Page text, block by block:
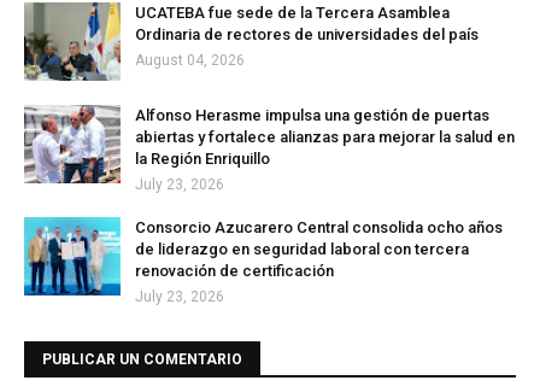
UCATEBA fue sede de la Tercera Asamblea
Ordinaria de rectores de universidades del país
August 04, 2026
Alfonso Herasme impulsa una gestión de puertas
abiertas y fortalece alianzas para mejorar la salud en
la Región Enriquillo
July 23, 2026
Consorcio Azucarero Central consolida ocho años
de liderazgo en seguridad laboral con tercera
renovación de certificación
July 23, 2026
PUBLICAR UN COMENTARIO